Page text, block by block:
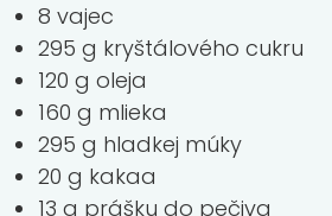
8 vajec
295 g kryštálového cukru
120 g oleja
160 g mlieka
295 g hladkej múky
20 g kakaa
13 g prášku do pečiva